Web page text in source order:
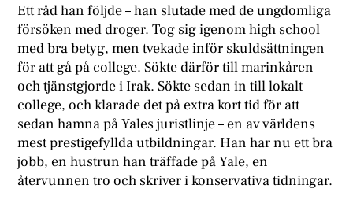
Ett råd han följde – han slutade med de ungdomliga
försöken med droger. Tog sig igenom high school
med bra betyg, men tvekade inför skuldsättningen
för att gå på college. Sökte därför till marinkåren
och tjänstgjorde i Irak. Sökte sedan in till lokalt
college, och klarade det på extra kort tid för att
sedan hamna på Yales juristlinje – en av världens
mest prestigefyllda utbildningar. Han har nu ett bra
jobb, en hustrun han träffade på Yale, en
återvunnen tro och skriver i konservativa tidningar.